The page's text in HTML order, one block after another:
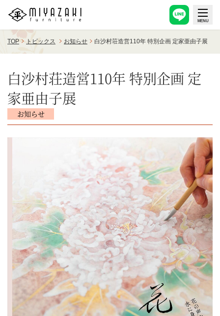
TOP トピックス お知らせ 白沙村荘造営110年 特別企画 定家亜由子展
白沙村荘造営110年 特別企画 定
家亜由子展
お知らせ